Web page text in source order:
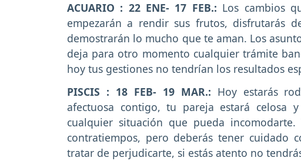
ACUARIO : 22 ENE- 17 FEB.: Los cambios
empezarán a rendir sus frutos, disfrutarás
demostrarán lo mucho que te aman. Los
deja para otro momento cualquier trámite
hoy tus gestiones no tendrían los resultados
PISCIS : 18 FEB- 19 MAR.: Hoy estarás
afectuosa contigo, tu pareja estará celosa
cualquier situación que pueda
contratiempos, pero deberás tener cuidado
tratar de perjudicarte, si estás atento no